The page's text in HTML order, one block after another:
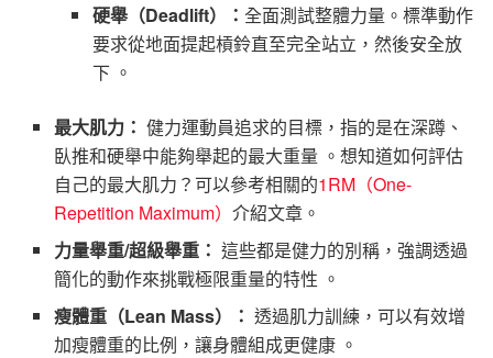
硬舉（Deadlift）： 全面測試整體力量。標準動作
要求從地面提起槓鈴直至完全站立，然後安全放
下 。
最大肌力： 健力運動員追求的目標，指的是在深蹲、
臥推和硬舉中能夠舉起的最大重量 。想知道如何評估
自己的最大肌力？可以參考相關的1RM（One-
Repetition Maximum）介紹文章。
力量舉重/超級舉重： 這些都是健力的別稱，強調透過
簡化的動作來挑戰極限重量的特性 。
瘦體重（Lean Mass）： 透過肌力訓練，可以有效增
加瘦體重的比例，讓身體組成更健康 。